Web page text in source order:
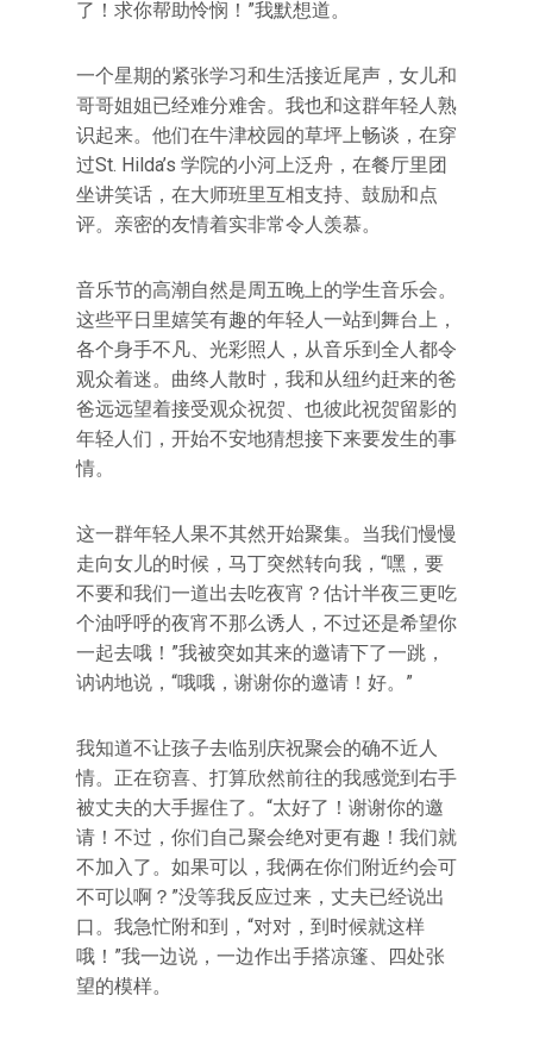
了！求你帮助怜悯！”我默想道。
一个星期的紧张学习和生活接近尾声，女儿和
哥哥姐姐已经难分难舍。我也和这群年轻人熟
识起来。他们在牛津校园的草坪上畅谈，在穿
过St. Hilda’s 学院的小河上泛舟，在餐厅里团
坐讲笑话，在大师班里互相支持、鼓励和点
评。亲密的友情着实非常令人羡慕。
音乐节的高潮自然是周五晚上的学生音乐会。
这些平日里嬉笑有趣的年轻人一站到舞台上，
各个身手不凡、光彩照人，从音乐到全人都令
观众着迷。曲终人散时，我和从纽约赶来的爸
爸远远望着接受观众祝贺、也彼此祝贺留影的
年轻人们，开始不安地猜想接下来要发生的事
情。
这一群年轻人果不其然开始聚集。当我们慢慢
走向女儿的时候，马丁突然转向我，“嘿，要
不要和我们一道出去吃夜宵？估计半夜三更吃
个油呼呼的夜宵不那么诱人，不过还是希望你
一起去哦！”我被突如其来的邀请下了一跳，
讷讷地说，“哦哦，谢谢你的邀请！好。”
我知道不让孩子去临别庆祝聚会的确不近人
情。正在窃喜、打算欣然前往的我感觉到右手
被丈夫的大手握住了。“太好了！谢谢你的邀
请！不过，你们自己聚会绝对更有趣！我们就
不加入了。如果可以，我俩在你们附近约会可
不可以啊？”没等我反应过来，丈夫已经说出
口。我急忙附和到，“对对，到时候就这样
哦！”我一边说，一边作出手搭凉篷、四处张
望的模样。